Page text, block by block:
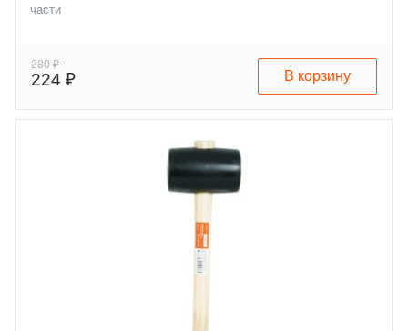
части
280 ₽
224 ₽ В корзину